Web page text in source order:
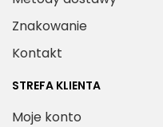
Znakowanie
Kontakt
STREFA KLIENTA
Moje konto